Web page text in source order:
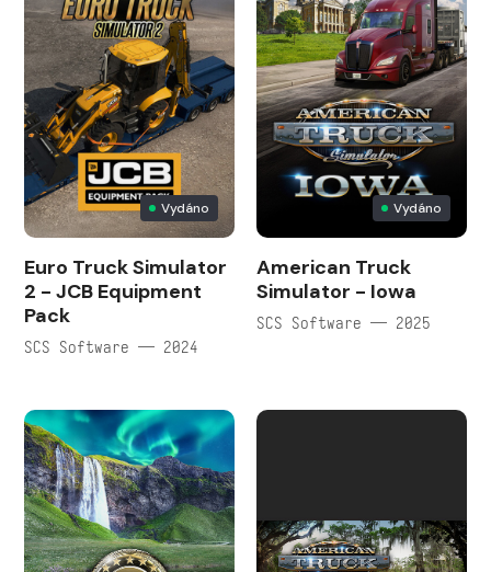
Vydáno
Euro Truck Simulator
2 - JCB Equipment
Pack
SCS Software — 2024
Vydáno
American Truck
Simulator - Iowa
SCS Software — 2025